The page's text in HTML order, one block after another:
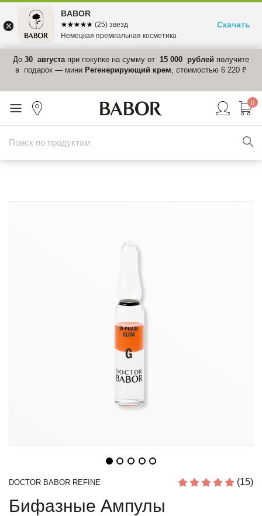
До 30 августапри покупке на сумму от 15 000 рублей получите
в подарок — мини Регенерирующий крем, стоимостью 6 220 ₽
0
DOCTOR BABOR REFINE (15)
Бифазные Ампулы
BABOR
☆☆☆☆☆
★★★★★ (25) звезд
Немецкая премиальная косметика
Скачать